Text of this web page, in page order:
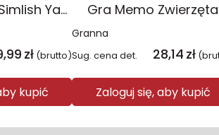
Gra The Sims Simlish YaGoBuGi
zł (brutto)
kupić
Gra Memo Zwierzęta
Granna
Sug. cena det. 28,14 zł
Zaloguj się, aby kupić